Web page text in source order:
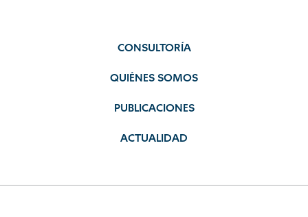
CONSULTORÍA
QUIÉNES SOMOS
PUBLICACIONES
ACTUALIDAD